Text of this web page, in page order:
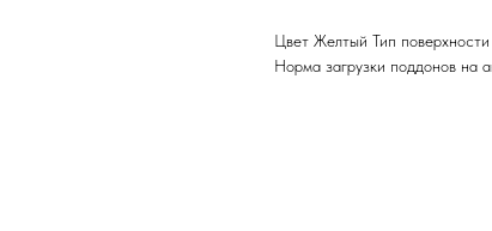
Цвет Желтый Тип
Норма загрузки поддонов на